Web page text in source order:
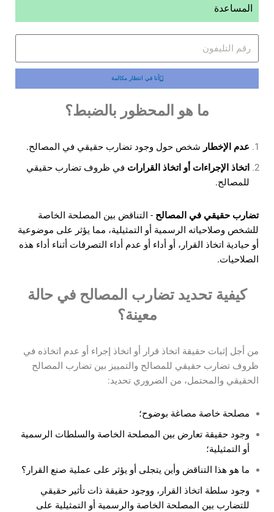
المساعدة
أنا في انتظار مكالمة
ما هو المحظور بالضبط؟
عدم الإخطار شخص حول وجود تضارب حقيقي في المصالح.
اتخاذ الإجراءات أو اتخاذ القرارات في ظروف تضارب حقيقي
للمصالح.
تضارب حقيقي في المصالح - التناقض بين المصلحة الخاصة
للشخص وصلاحياته الرسمية أو التمثيلية، مما يؤثر على موضوعية
أو حيادية اتخاذ القرار، أو أداء أو عدم أداء التصرفات أثناء أداء هذه
الصلاحيات.
كيفية تحديد تضارب المصالح في حالة
معينة؟
من أجل إثبات حقيقة اتخاذ قرار أو اتخاذ إجراء أو عدم اتخاذه في
ظروف تضارب حقيقي للمصالح والتمييز بين تضارب المصالح
الحقيقي والمحتمل، من الضروري تحديد:
مصلحة خاصة مصاغة بوضوح؛
وجود حقيقة تعارض بين المصلحة الخاصة والسلطات الرسمية
أو التمثيلية؛
ما هو هذا التناقض وأين يتجلى أو يؤثر على عملية صنع القرار؟
وجود سلطة اتخاذ القرار، ووجود حقيقة ذات تأثير حقيقي
للتضارب بين المصلحة الخاصة والرسمية أو التمثيلية على